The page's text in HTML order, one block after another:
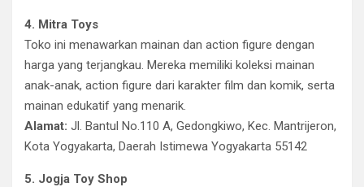
4. Mitra Toys
Toko ini menawarkan mainan dan action figure dengan
harga yang terjangkau. Mereka memiliki koleksi mainan
anak-anak, action figure dari karakter film dan komik, serta
mainan edukatif yang menarik.
Alamat: Jl. Bantul No.110 A, Gedongkiwo, Kec. Mantrijeron,
Kota Yogyakarta, Daerah Istimewa Yogyakarta 55142
5. Jogja Toy Shop